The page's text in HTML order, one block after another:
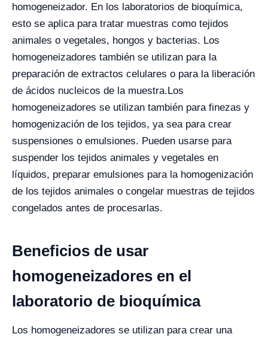
homogeneizador. En los laboratorios de bioquímica,
esto se aplica para tratar muestras como tejidos
animales o vegetales, hongos y bacterias. Los
homogeneizadores también se utilizan para la
preparación de extractos celulares o para la liberación
de ácidos nucleicos de la muestra.Los
homogeneizadores se utilizan también para finezas y
homogenización de los tejidos, ya sea para crear
suspensiones o emulsiones. Pueden usarse para
suspender los tejidos animales y vegetales en
líquidos, preparar emulsiones para la homogenización
de los tejidos animales o congelar muestras de tejidos
congelados antes de procesarlas.
Beneficios de usar
homogeneizadores en el
laboratorio de bioquímica
Los homogeneizadores se utilizan para crear una